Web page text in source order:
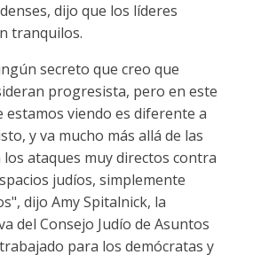
dijo que los líderes
tranquilos.
secreto que creo que
progresista, pero en este
estamos viendo es diferente a
y va mucho más allá de las
los ataques muy directos contra
judíos, simplemente
dijo Amy Spitalnick, la
del Consejo Judío de Asuntos
para los demócratas y